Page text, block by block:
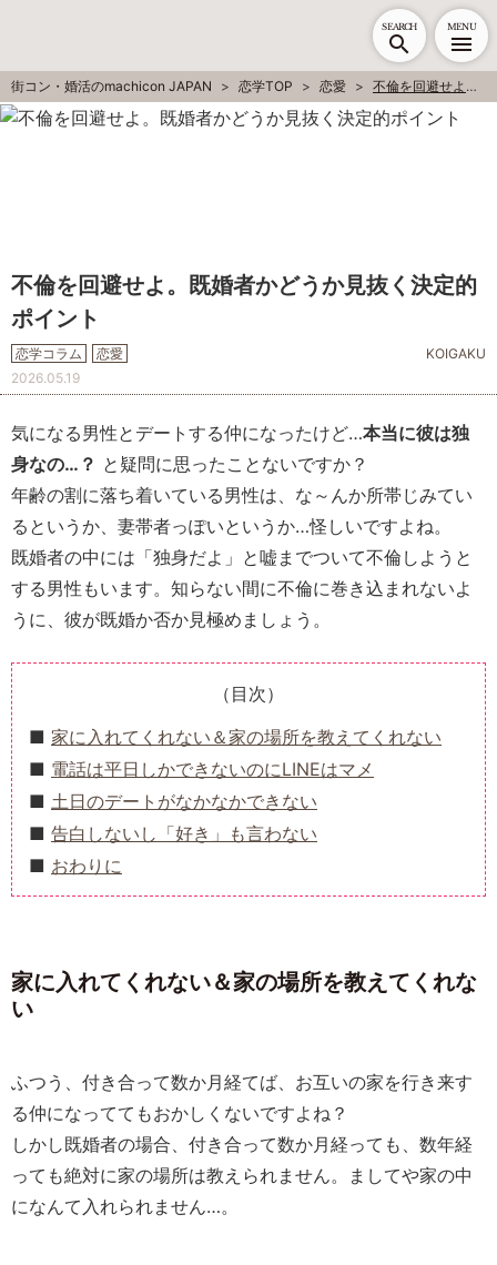
SEARCH MENU
街コン・婚活のmachicon JAPAN 恋学TOP 恋愛 不倫を回避せよ。既婚者かどうか見抜く決定的ポイント
不倫を回避せよ。既婚者かどうか見抜く決定的
ポイント
恋学コラム 恋愛
KOIGAKU
2026.05.19
気になる男性とデートする仲になったけど…本当に彼は独
身なの…？ と疑問に思ったことないですか？
年齢の割に落ち着いている男性は、な～んか所帯じみてい
るというか、妻帯者っぽいというか…怪しいですよね。
既婚者の中には「独身だよ」と嘘までついて不倫しようと
する男性もいます。知らない間に不倫に巻き込まれないよ
うに、彼が既婚か否か見極めましょう。
（目次）
家に入れてくれない＆家の場所を教えてくれない
電話は平日しかできないのにLINEはマメ
土日のデートがなかなかできない
告白しないし「好き」も言わない
おわりに
家に入れてくれない＆家の場所を教えてくれな
い
ふつう、付き合って数か月経てば、お互いの家を行き来す
る仲になっててもおかしくないですよね？
しかし既婚者の場合、付き合って数か月経っても、数年経
っても絶対に家の場所は教えられません。ましてや家の中
になんて入れられません…。